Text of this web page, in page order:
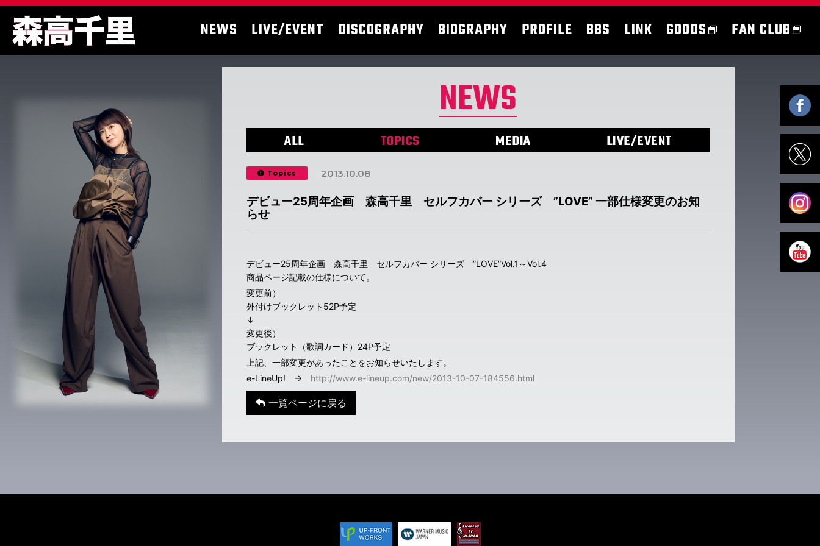
NEWS LIVE/EVENT DISCOGRAPHY BIOGRAPHY PROFILE BBS LINK GOODS FAN CLUB
NEWS
ALL TOPICS MEDIA LIVE/EVENT
Topics 2013.10.08
デビュー25周年企画 森高千里 セルフカバー シリーズ ”LOVE” 一部仕様変更のお知
らせ
デビュー25周年企画 森高千里 セルフカバー シリーズ ”LOVE”Vol.1～Vol.4
商品ページ記載の仕様について。
変更前）
外付けブックレット52P予定
↓
変更後）
ブックレット（歌詞カード）24P予定
上記、一部変更があったことをお知らせいたします。
e-LineUp! → http://www.e-lineup.com/new/2013-10-07-184556.html
一覧ページに戻る